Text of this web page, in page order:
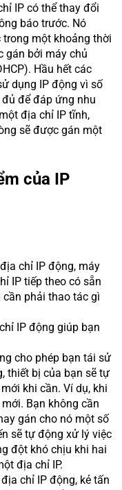
IP có thể thay đổi
báo trước. Nó
một khoảng thời
gán bởi máy chủ
Hầu hết các
dụng IP động vì số
để đáp ứng nhu
địa chỉ IP tĩnh,
sẽ được gán một
của IP
chỉ IP động, máy
IP tiếp theo có sẵn
phải thao tác gì
IP động giúp bạn
cho phép bạn tái sử
thiết bị của bạn sẽ tự
khi cần. Ví dụ, khi
Bạn không cần
gán cho nó một số
sẽ tự động xử lý việc
đột khó chịu khi hai
địa chỉ IP.
chỉ IP động, kẻ tấn